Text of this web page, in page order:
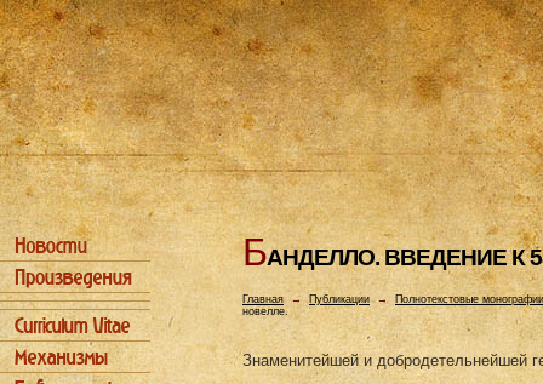
БАHДЕЛЛО. ВВЕДЕHИЕ К
Главная→ Публикации → Полнотекстовые монографии
новелле.
Знаменитейшей и добродетельнейшей